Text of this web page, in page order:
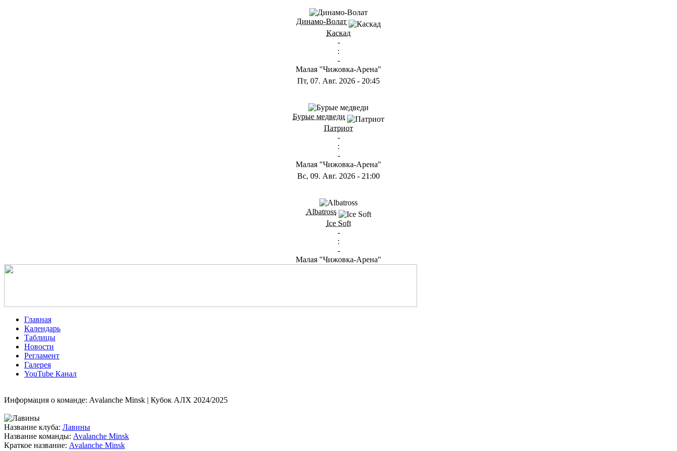
Динамо-Волат
Каскад
-
:
-
Малая "Чижовка-Арена"
Пт, 07. Авг. 2026 - 20:45
Бурые медведи
Патриот
-
:
-
Малая "Чижовка-Арена"
Вс, 09. Авг. 2026 - 21:00
Albatross
Ice Soft
-
:
-
Малая "Чижовка-Арена"
Главная
Календарь
Таблицы
Новости
Регламент
Галерея
YouTube Канал
Информация о команде: Avalanche Minsk | Кубок АЛХ 2024/2025
Название клуба: Лавины
Название команды: Avalanche Minsk
Краткое название: Avalanche Minsk